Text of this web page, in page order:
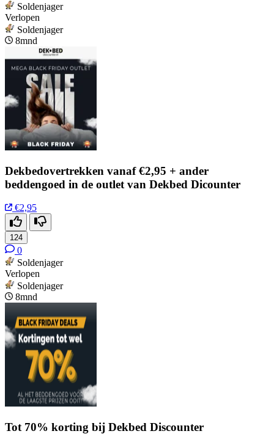
Soldenjager
Verlopen
Soldenjager
8mnd
Dekbedovertrekken vanaf €2,95 + ander
beddengoed in de outlet van Dekbed Dicounter
€2,95
124
0
Soldenjager
Verlopen
Soldenjager
8mnd
Tot 70% korting bij Dekbed Discounter